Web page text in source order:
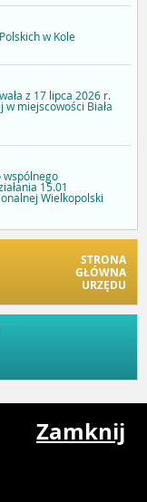
w Kole
z 17 lipca 2026 r.
miejscowości Biała
wspólnego
15.01
Wielkopolski
STRONA
GŁÓWNA
URZĘDU
Zamknij